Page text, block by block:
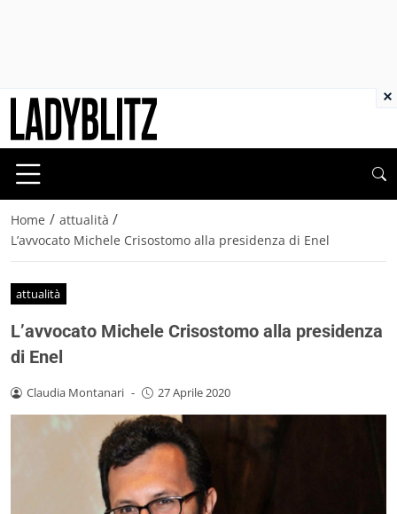
Home / attualità /
L’avvocato Michele Crisostomo alla presidenza di Enel
attualità
L’avvocato Michele Crisostomo alla presidenza
di Enel
Claudia Montanari - 27 Aprile 2020
×